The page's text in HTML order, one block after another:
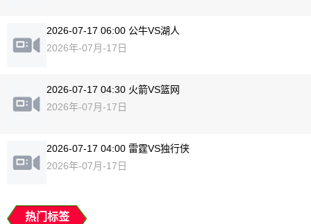
2026-07-17 06:00 公牛VS湖人
2026年-07月-17日
2026-07-17 04:30 火箭VS篮网
2026年-07月-17日
2026-07-17 04:00 雷霆VS独行侠
2026年-07月-17日
热门标签